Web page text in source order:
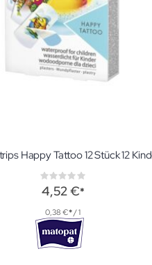
Rating:
0%
4,52 €
0,38 € / 1